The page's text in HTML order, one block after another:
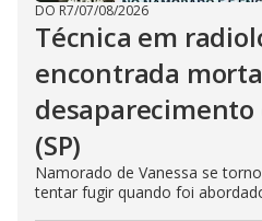
DO R7/07/08/2026
Técnica em
encontrada
(SP)
Namorado de Vanessa se
tentar fugir quando foi